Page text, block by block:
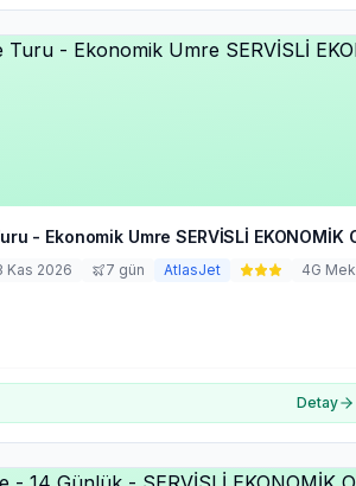
- Ekonomik Umre SERVİSLİ EKONOMİK
Kas 2026 7 gün AtlasJet 4G
Detay